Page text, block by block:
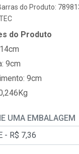
do Produto:
do Produto
9cm
9cm
UMA EMBALAGEM